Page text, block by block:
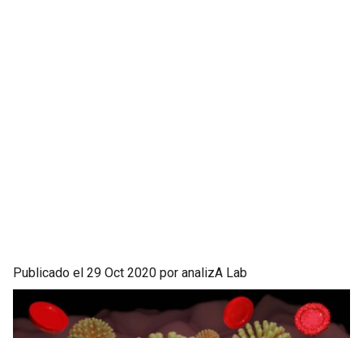
Publicado el 29 Oct 2020 por analizA Lab